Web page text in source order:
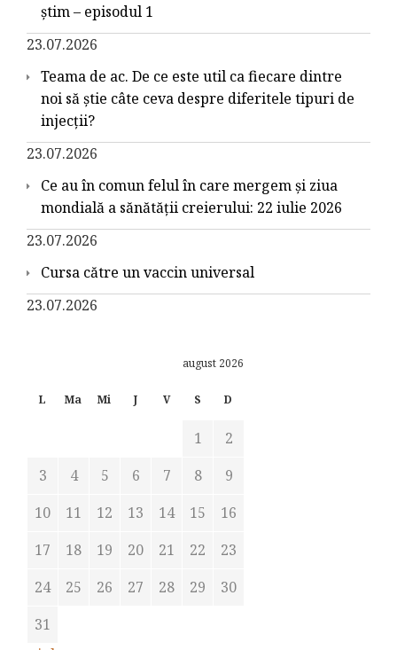
știm – episodul 1
23.07.2026
Teama de ac. De ce este util ca fiecare dintre
noi să știe câte ceva despre diferitele tipuri de
injecții?
23.07.2026
Ce au în comun felul în care mergem și ziua
mondială a sănătății creierului: 22 iulie 2026
23.07.2026
Cursa către un vaccin universal
23.07.2026
august 2026
L Ma Mi J V S D
1
2
3
4 5 6 7 8
9
10
11 12 13 14 15
16
17
18 19 20 21 22
23
24
25 26 27 28 29
30
31